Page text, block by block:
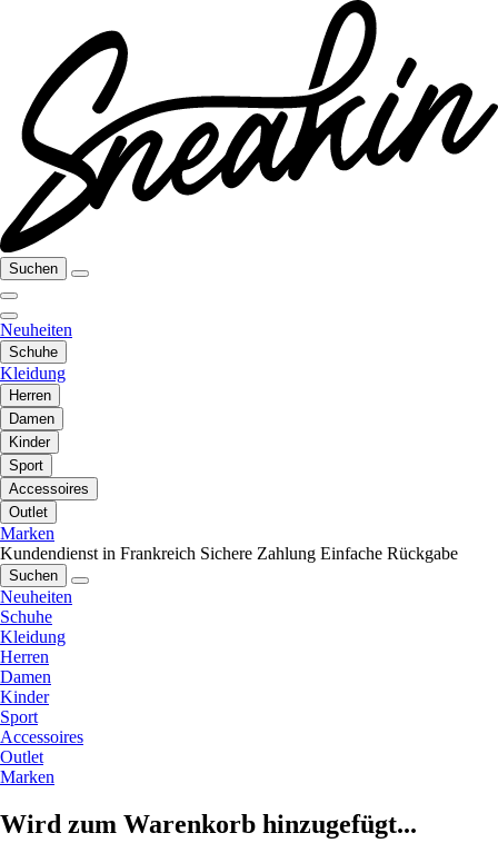
Suchen
Neuheiten
Schuhe
Kleidung
Herren
Damen
Kinder
Sport
Accessoires
Outlet
Marken
Kundendienst in Frankreich Sichere Zahlung Einfache Rückgabe
Suchen
Neuheiten
Schuhe
Kleidung
Herren
Damen
Kinder
Sport
Accessoires
Outlet
Marken
Wird zum Warenkorb hinzugefügt...